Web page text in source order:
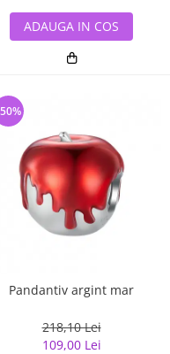
ADAUGA IN COS
Pandantiv argint mar
218,10 Lei
109,00 Lei